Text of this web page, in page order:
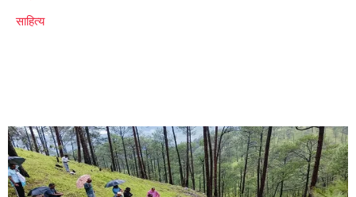
साहित्य